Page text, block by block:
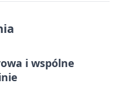
i wspólne